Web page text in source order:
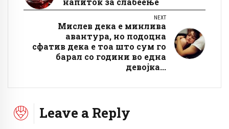
NEXT
Мислев дека е минлива
авантура, но подоцна
сфатив дека е тоа што сум го
барал со години во една
девојка...
Leave a Reply